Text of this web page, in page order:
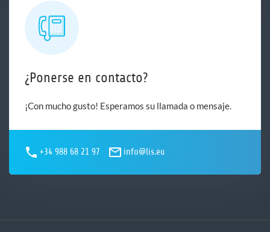
¿Ponerse en contacto?
¡Con mucho gusto! Esperamos su llamada o mensaje.
+34 988 68 21 97 info@lis.eu